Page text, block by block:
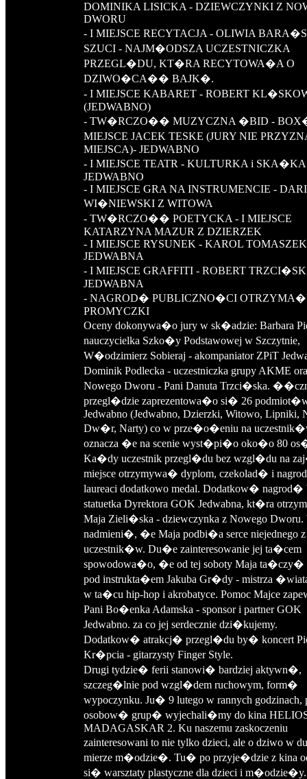
DOMINIKA LISICKA - DZIEWCZYNKI Z
DWORU
- I MIEJSCE RECYTACJA - OLIWIA
SZUCI - NAJM�ODSZA UCZESTNICZKA
PRZEGL�DU, KT�RA RECYTOWA�A O
DZIWO�CA�� BAJK�.
- I MIEJSCE KABARET - ROBERT
(JEDWABNO)
- TW�RCZO�� MUZYCZNA �BID -
MIEJSCE JACEK TESKE (JURY NIE
MIEJSCA)- JEDWABNO
- I MIEJSCE TEATR - KULTURKA i SKA�KA
JEDWABNO
- I MIEJSCE GRA NA INSTRUMENCIE -
WI�NIEWSKI Z WITOWA
- TW�RCZO�� POETYCKA - I MIEJSCE
KATARZYNA MAZUR Z DZIERZEK
- I MIEJSCE RYSUNEK - KAROL
JEDWABNA
- I MIEJSCE GRAFFITI - ROBERT
JEDWABNA
- NAGROD� PUBLICZNO�CI
PROMYCZKI
Oceny dokonywa�o jury w sk�adzie: Barbara
nauczycielka Szko�y Podstawowej w Szczytnie,
W�odzimierz Sobieraj - akompaniator ZPiT
Dominik Podlecka - uczestniczka grupy AKME
Nowego Dworu - Pani Danuta Trzci�ska.
przegl�dzie zaprezentowa�o si� 26
Jedwabno (Jedwabno, Dzierzki, Witowo, Lipniki,
Dw�r, Narty) co w prze�o�eniu na
oznacza �e na scenie wyst�pi�o oko�o 80
Ka�dy uczestnik przegl�du bez wzgl�du na
miejsce otrzymywa� dyplom, czekolad� i
laureaci dodatkowo medal. Dodatkow�
statuetka Dyrektora GOK Jedwabna, kt�ra
Maja Zieli�ska - dziewczynka z Nowego Dworu.
nadmieni�, �e Maja podbi�a serce niejednego z
uczestnik�w. Du�e zainteresowanie jej ta�cem
spowodowa�o, �e od tej soboty Maja
pod instrukta�em Jakuba Gr�dy - mistrza
w ta�cu hip-hop i akrobatyce. Pomoc Majce
Pani Bo�enka Adamska - sponsor i partner GOK
Jedwabno. za co jej serdecznie dzi�kujemy.
Dodatkow� atrakcj� przegl�du by� koncert
Kr�pcia - gitarzysty Finger Style.
Drugi tydzie� ferii stanowi� bardziej aktywn�,
szczeg�lnie pod wzgl�dem ruchowym, form�
wypoczynku. Ju� 9 lutego w rannych godzinach,
osobow� grup� wyjechali�my do kina
MADAGASKAR 2. Ku naszemu zaskoczeniu
zainteresowani to nie tylko dzieci, ale o dziwo w
mierze m�odzie�. Tu� po przyje�dzie z kina
si� warsztaty plastyczne dla dzieci i m�odzie�y.